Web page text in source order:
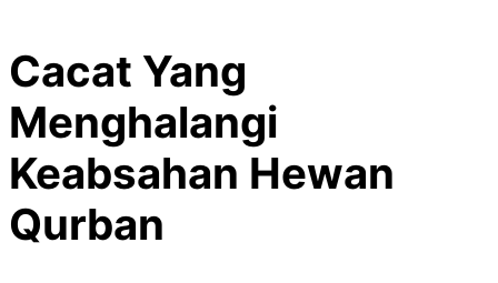
Cacat Yang
Menghalangi
Keabsahan Hewan
Qurban